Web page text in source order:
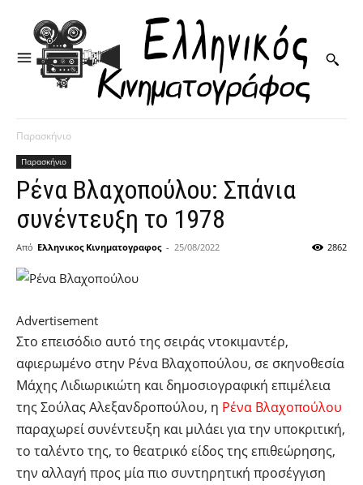
Παρασκήνιο
Παρασκήνιο
Ρένα Βλαχοπούλου: Σπάνια
συνέντευξη το 1978
Από Ελληνικος Κινηματογραφος - 25/08/2022 2862
Advertisement
Στο επεισόδιο αυτό της σειράς ντοκιμαντέρ,
αφιερωμένο στην Ρένα Βλαχοπούλου, σε σκηνοθεσία
Μάχης Λιδιωρικιώτη και δημοσιογραφική επιμέλεια
της Σούλας Αλεξανδροπούλου, η Ρένα Βλαχοπούλου
παραχωρεί συνέντευξη και μιλάει για την υποκριτική,
το ταλέντο της, το θεατρικό είδος της επιθεώρησης,
την αλλαγή προς μία πιο συντηρητική προσέγγιση